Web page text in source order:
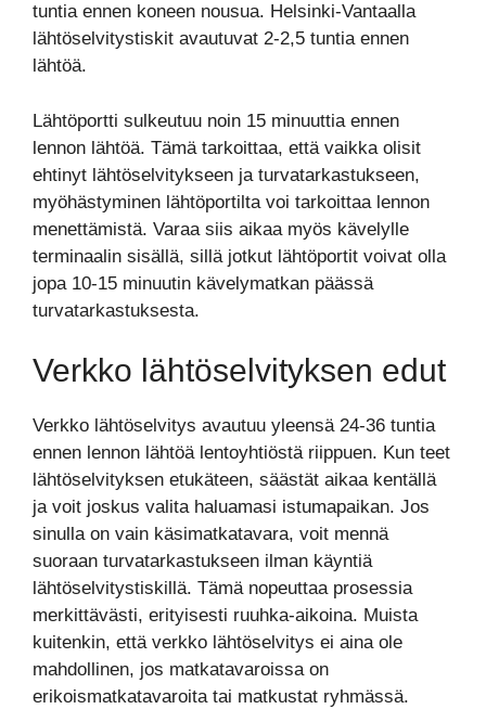
tuntia ennen koneen nousua. Helsinki-Vantaalla
lähtöselvitystiskit avautuvat 2-2,5 tuntia ennen
lähtöä.
Lähtöportti sulkeutuu noin 15 minuuttia ennen
lennon lähtöä. Tämä tarkoittaa, että vaikka olisit
ehtinyt lähtöselvitykseen ja turvatarkastukseen,
myöhästyminen lähtöportilta voi tarkoittaa lennon
menettämistä. Varaa siis aikaa myös kävelylle
terminaalin sisällä, sillä jotkut lähtöportit voivat olla
jopa 10-15 minuutin kävelymatkan päässä
turvatarkastuksesta.
Verkko lähtöselvityksen edut
Verkko lähtöselvitys avautuu yleensä 24-36 tuntia
ennen lennon lähtöä lentoyhtiöstä riippuen. Kun teet
lähtöselvityksen etukäteen, säästät aikaa kentällä
ja voit joskus valita haluamasi istumapaikan. Jos
sinulla on vain käsimatkatavara, voit mennä
suoraan turvatarkastukseen ilman käyntiä
lähtöselvitystiskillä. Tämä nopeuttaa prosessia
merkittävästi, erityisesti ruuhka-aikoina. Muista
kuitenkin, että verkko lähtöselvitys ei aina ole
mahdollinen, jos matkatavaroissa on
erikoismatkatavaroita tai matkustat ryhmässä.